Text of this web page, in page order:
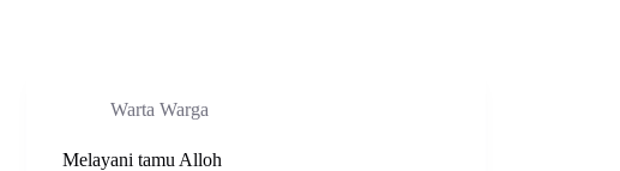
Warta Warga
Melayani tamu Alloh